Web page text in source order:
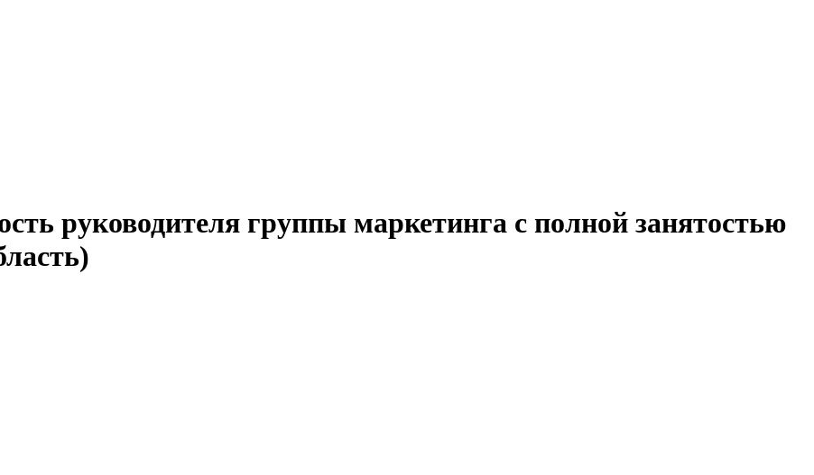
руководителя группы маркетинга с полной занятостью